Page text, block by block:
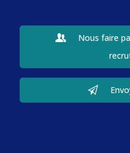
Nous faire